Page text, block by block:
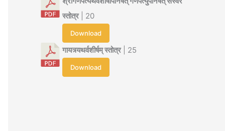
स्तोत्र| 20
Download
गायत्र्यथर्वशीर्षम् स्तोत्र| 25
Download